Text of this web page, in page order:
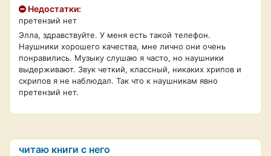
Недостатки:
претензий нет
Элла, здравствуйте. У меня есть такой телефон.
Наушники хорошего качества, мне лично они очень
понравились. Музыку слушаю я часто, но наушники
выдерживают. Звук четкий, классный, никаких хрипов и
скрипов я не наблюдал. Так что к наушникам явно
претензий нет.
читаю книги с него